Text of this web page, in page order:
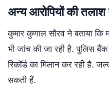
अन्य आरोपियों की
कुमार कुणाल सौरव ने बताया कि
भी जांच की जा रही है. पुलिस
रिकॉर्ड का मिलान कर रही है.
सकती हैं.